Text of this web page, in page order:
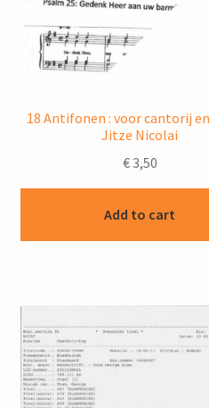
18 Antifonen : voor cantorij
Jitze Nicolai
€3,50
Add to cart